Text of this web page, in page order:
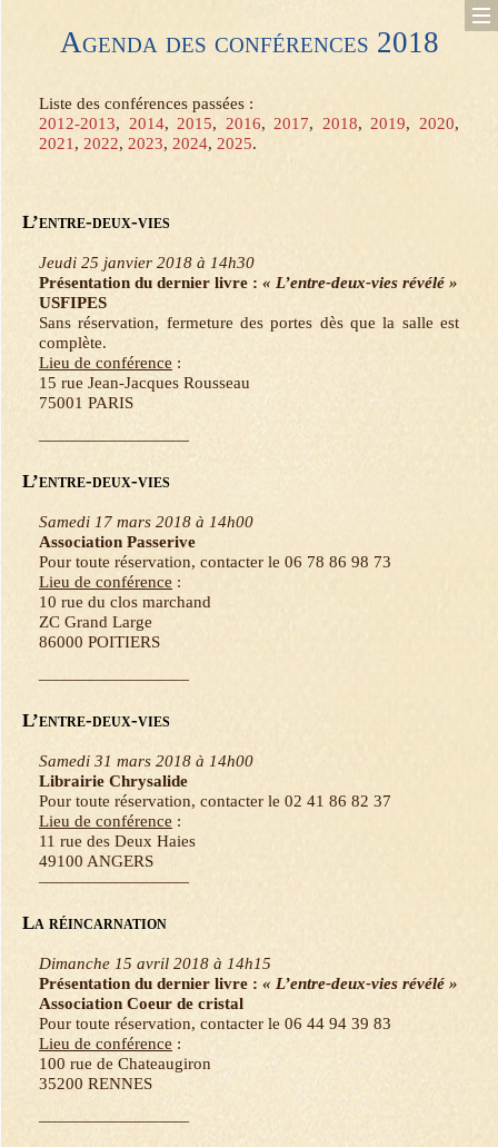
Agenda des conférences 2018
Liste des conférences passées :
2012-2013, 2014,2015, 2016,2017, 2018,2019,2020,
2021, 2022, 2023, 2024, 2025.
L’entre-deux-vies
Jeudi 25 janvier 2018 à 14h30
Présentation du dernier livre : « L’entre-deux-vies révélé »
USFIPES
Sans réservation, fermeture des portes dès que la salle est
complète.
Lieu de conférence :
15 rue Jean-Jacques Rousseau
75001 PARIS
—————————
L’entre-deux-vies
Samedi 17 mars 2018 à 14h00
Association Passerive
Pour toute réservation, contacter le 06 78 86 98 73
Lieu de conférence :
10 rue du clos marchand
ZC Grand Large
86000 POITIERS
—————————
L’entre-deux-vies
Samedi 31 mars 2018 à 14h00
Librairie Chrysalide
Pour toute réservation, contacter le 02 41 86 82 37
Lieu de conférence :
11 rue des Deux Haies
49100 ANGERS
—————————
La réincarnation
Dimanche 15 avril 2018 à 14h15
Présentation du dernier livre : « L’entre-deux-vies révélé »
Association Coeur de cristal
Pour toute réservation, contacter le 06 44 94 39 83
Lieu de conférence :
100 rue de Chateaugiron
35200 RENNES
—————————